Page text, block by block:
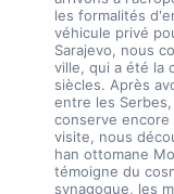
les formalités
véhicule privé
Sarajevo, nous
ville, qui a été la
siècles. Après
entre les
conserve encore
visite, nous
han ottomane
témoigne du
synagogue, les